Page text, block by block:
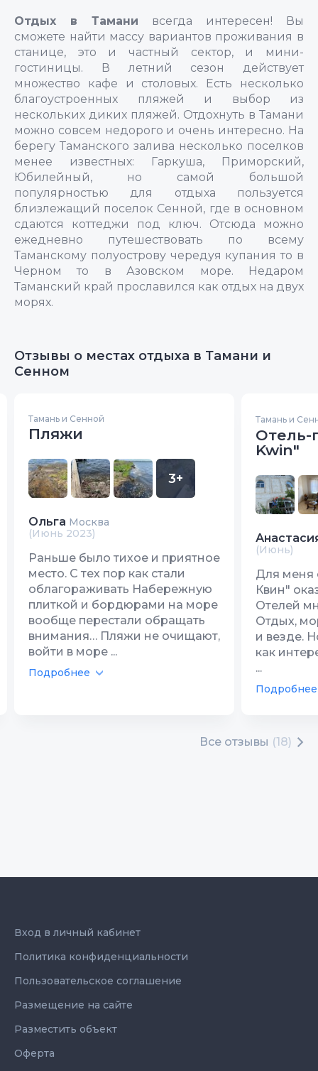
Отдых в Тамани всегда интересен! Вы
сможете найти массу вариантов проживания в
станице, это и частный сектор, и мини-
гостиницы. В летний сезон действует
множество кафе и столовых. Есть несколько
благоустроенных пляжей и выбор из
нескольких диких пляжей. Отдохнуть в Тамани
можно совсем недорого и очень интересно. На
берегу Таманского залива несколько поселков
менее известных: Гаркуша, Приморский,
Юбилейный, но самой большой
популярностью для отдыха пользуется
близлежащий поселок Сенной, где в основном
сдаются коттеджи под ключ. Отсюда можно
ежедневно путешествовать по всему
Таманскому полуострову чередуя купания то в
Черном то в Азовском море. Недаром
Таманский край прославился как отдых на двух
морях.
Отзывы о местах отдыха в Тамани и
Сенном
Тамань и Сенной
Пляжи
3+
Ольга Москва
(Июнь 2023)
Раньше было тихое и приятное
место. С тех пор как стали
облагораживать Набережную
плиткой и бордюрами на море
вообще перестали обращать
внимания… Пляжи не очищают,
войти в море ...
Подробнее
Тамань и
Отель-
Kwin"
(Июнь)
Для меня
Квин"
Отелей
Отдых,
и везде.
как
...
Подробнее
Все отзывы (18)
Вход в личный кабинет
Политика конфиденциальности
Пользовательское соглашение
Размещение на сайте
Разместить объект
Оферта